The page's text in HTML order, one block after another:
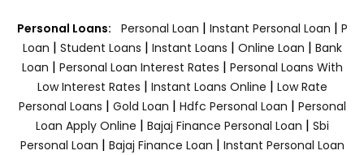
Personal Loans: Personal Loan | Instant Personal Loan | P
Loan | Student Loans | Instant Loans | Online Loan | Bank
Loan | Personal Loan Interest Rates | Personal Loans With
Low Interest Rates | Instant Loans Online | Low Rate
Personal Loans | Gold Loan | Hdfc Personal Loan | Personal
Loan Apply Online | Bajaj Finance Personal Loan | Sbi
Personal Loan | Bajaj Finance Loan | Instant Personal Loan